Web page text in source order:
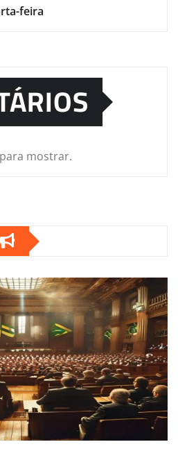
feira
mostrar.